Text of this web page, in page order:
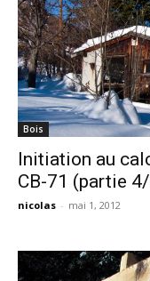
Bois
Initiation au
CB-71 (partie
nicolas - mai 1, 2012